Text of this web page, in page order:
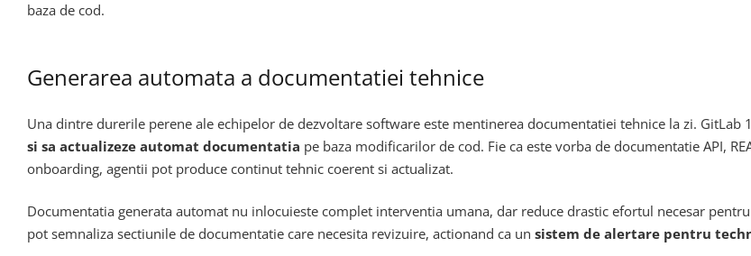
baza de cod.
Generarea automata a documentatiei tehnice
Una dintre durerile perene ale echipelor de dezvoltare software este mentinerea documentatiei tehnice la zi. GitLab
si sa actualizeze automat documentatia pe baza modificarilor de cod. Fie ca este vorba de documentatie API,
onboarding, agentii pot produce continut tehnic coerent si actualizat.
Documentatia generata automat nu inlocuieste complet interventia umana, dar reduce drastic efortul necesar
pot semnaliza sectiunile de documentatie care necesita revizuire, actionand ca un sistem de alertare pentru